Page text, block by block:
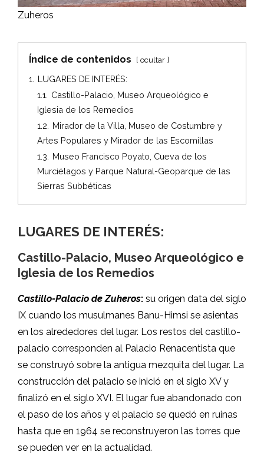
Zuheros
Índice de contenidos ocultar
1.
LUGARES DE INTERÉS:
1.1.
Castillo-Palacio, Museo Arqueológico e
Iglesia de los Remedios
1.2.
Mirador de la Villa, Museo de Costumbre y
Artes Populares y Mirador de las Escomillas
1.3.
Museo Francisco Poyato, Cueva de los
Murciélagos y Parque Natural-Geoparque de las
Sierras Subbéticas
LUGARES DE INTERÉS:
Castillo-Palacio, Museo Arqueológico e
Iglesia de los Remedios
Castillo-Palacio de Zuheros: su origen data del siglo
IX cuando los musulmanes Banu-Himsi se asientas
en los alrededores del lugar. Los restos del castillo-
palacio corresponden al Palacio Renacentista que
se construyó sobre la antigua mezquita del lugar. La
construcción del palacio se inició en el siglo XV y
finalizó en el siglo XVI. El lugar fue abandonado con
el paso de los años y el palacio se quedó en ruinas
hasta que en 1964 se reconstruyeron las torres que
se pueden ver en la actualidad.